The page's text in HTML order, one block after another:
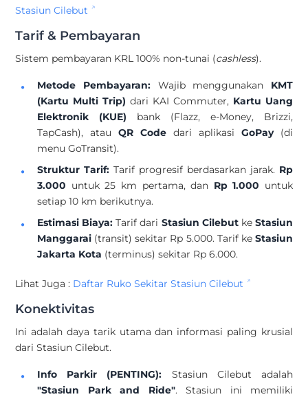
Stasiun Cilebut
Tarif & Pembayaran
Sistem pembayaran KRL 100% non-tunai (cashless).
Metode Pembayaran:Wajib menggunakan KMT
(Kartu Multi Trip) dari KAI Commuter, Kartu Uang
Elektronik (KUE) bank (Flazz, e-Money, Brizzi,
TapCash), atau QR Code dari aplikasi GoPay(di
menu GoTransit).
Struktur Tarif: Tarif progresif berdasarkan jarak. Rp
3.000 untuk 25 km pertama, dan Rp 1.000 untuk
setiap 10 km berikutnya.
Estimasi Biaya: Tarif dari Stasiun CilebutkeStasiun
Manggarai (transit) sekitar Rp 5.000. Tarif ke Stasiun
Jakarta Kota (terminus) sekitar Rp 6.000.
Lihat Juga : Daftar Ruko Sekitar Stasiun Cilebut
Konektivitas
Ini adalah daya tarik utama dan informasi paling krusial
dari Stasiun Cilebut.
Info Parkir (PENTING): Stasiun Cilebut adalah
"Stasiun Park and Ride". Stasiun ini memiliki